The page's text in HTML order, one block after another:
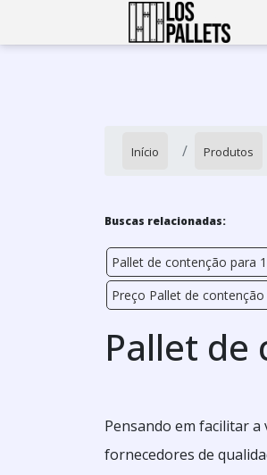
Início Produtos
Buscas relacionadas:
Pallet de contenção para
Preço Pallet de
Pallet de
Pensando em facilitar
fornecedores de